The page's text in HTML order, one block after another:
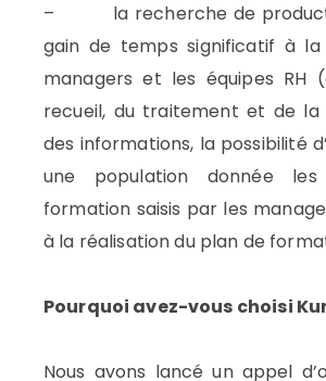
– la recherche de
gain de temps significatif à
managers et les équipes RH
recueil, du traitement et de la
des informations, la possibilité
une population donnée
formation saisis par les
à la réalisation du plan de
Pourquoi avez-vous choisi
Nous avons lancé un appel